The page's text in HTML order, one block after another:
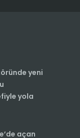
yeni
yola
açan